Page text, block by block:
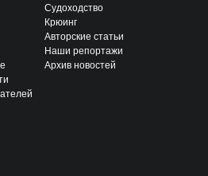
Судоходство
Крюинг
Авторские статьи
Наши репортажи
Архив новостей